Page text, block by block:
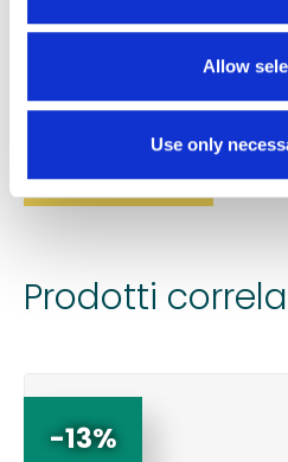
Allow
Use only
PRODOTTO?
Prodotti
-13%